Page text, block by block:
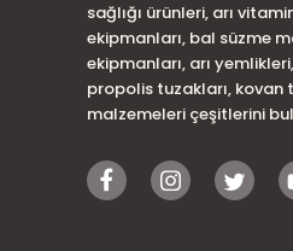
sağlığı ürünleri, arı
ekipmanları, bal süzme
ekipmanları, arı
propolis tuzakları, kovan
malzemeleri çeşitlerini